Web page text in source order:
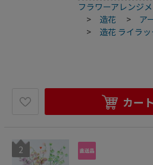
フラワーアレンジ
> 造花 > ア
> 造花 ライラ
カー
2